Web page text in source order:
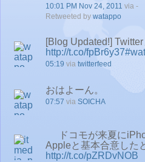
10:01 PM Nov 24, 2011 via -
Retweeted by watappo
[Blog Updated!]
http://t.co/fpBr6y37
05:19 via twitterfeed
おはよーん。
07:57 via SOICHA
ドコモが来夏に
Appleと基本合意した
http://t.co/pZRDvNOB